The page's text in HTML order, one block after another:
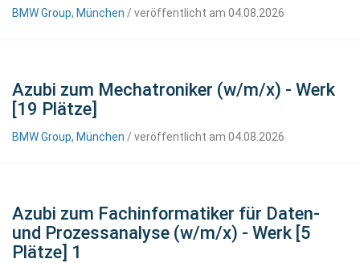
BMW Group, München / veröffentlicht am 04.08.2026
Azubi zum Mechatroniker (w/m/x) - Werk
[19 Plätze]
BMW Group, München / veröffentlicht am 04.08.2026
Azubi zum Fachinformatiker für Daten-
und Prozessanalyse (w/m/x) - Werk [5
Plätze] 1